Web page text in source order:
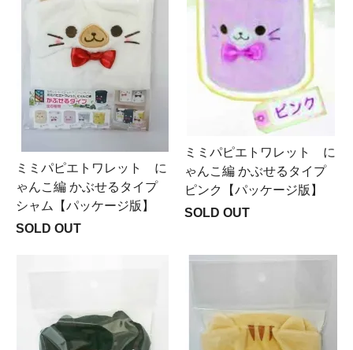
ミミパピエトワレット に
ゃんこ編 かぶせるタイプ
シャム【パッケージ版】
SOLD OUT
ミミパピエトワレット に
ゃんこ編 かぶせるタイプ
ピンク【パッケージ版】
SOLD OUT